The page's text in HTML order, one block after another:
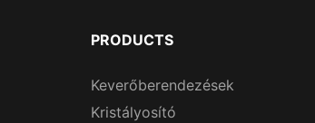
PRODUCTS
Keverőberendezések
Kristályosító